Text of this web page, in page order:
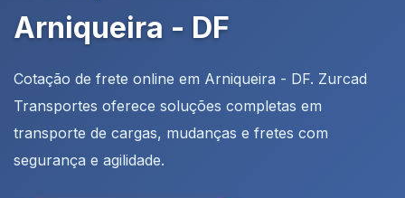
Arniqueira - DF
Cotação de frete online em Arniqueira - DF. Zurcad
Transportes oferece soluções completas em
transporte de cargas, mudanças e fretes com
segurança e agilidade.